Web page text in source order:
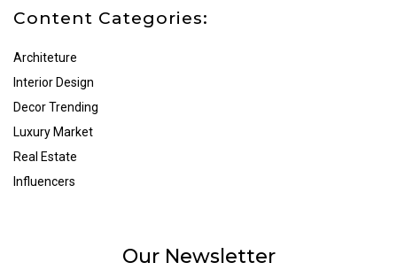
Content Categories:
Architeture
Interior Design
Decor Trending
Luxury Market
Real Estate
Influencers
Our Newsletter